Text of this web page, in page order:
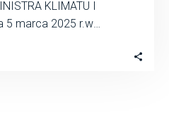
KLIMATU I
5 marca 2025 r.w